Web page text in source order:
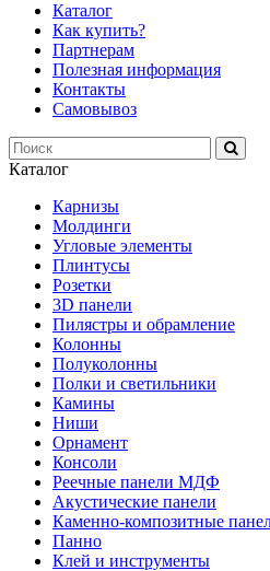
Каталог
Как купить?
Партнерам
Полезная информация
Контакты
Самовывоз
Каталог
Карнизы
Молдинги
Угловые элементы
Плинтусы
Розетки
3D панели
Пилястры и обрамление
Колонны
Полуколонны
Полки и светильники
Камины
Ниши
Орнамент
Консоли
Реечные панели МДФ
Акустические панели
Каменно-композитные
Панно
Клей и инструменты